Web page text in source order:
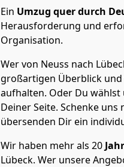
Ein Umzug quer durch
Herausforderung und
Organisation.
Wer von Neuss nach
großartigen Überblick
aufhalten. Oder Du wählst
Deiner Seite. Schenke uns
übersenden Dir ein
Wir haben mehr als 20
Lübeck. Wer unsere